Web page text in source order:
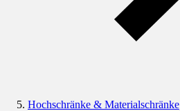
Hochschränke & Materialschränke